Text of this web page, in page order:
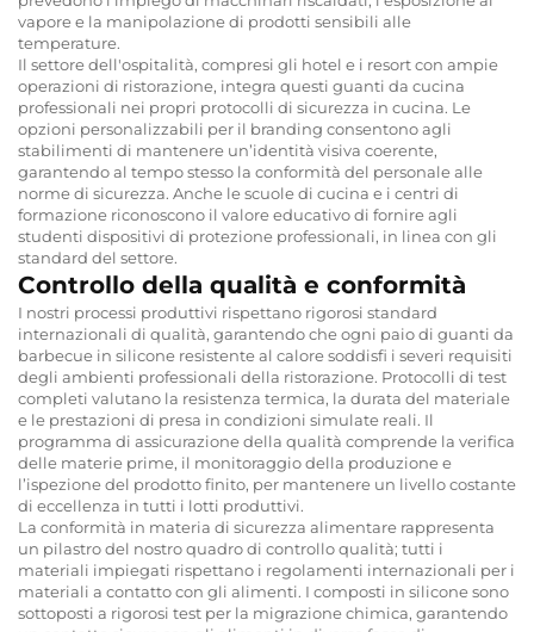
vapore e la manipolazione di prodotti sensibili alle
temperature.
Il settore dell'ospitalità, compresi gli hotel e i resort con ampie
operazioni di ristorazione, integra questi guanti da cucina
professionali nei propri protocolli di sicurezza in cucina. Le
opzioni personalizzabili per il branding consentono agli
stabilimenti di mantenere un’identità visiva coerente,
garantendo al tempo stesso la conformità del personale alle
norme di sicurezza. Anche le scuole di cucina e i centri di
formazione riconoscono il valore educativo di fornire agli
studenti dispositivi di protezione professionali, in linea con gli
standard del settore.
Controllo della qualità e conformità
I nostri processi produttivi rispettano rigorosi standard
internazionali di qualità, garantendo che ogni paio di guanti da
barbecue in silicone resistente al calore soddisfi i severi requisiti
degli ambienti professionali della ristorazione. Protocolli di test
completi valutano la resistenza termica, la durata del materiale
e le prestazioni di presa in condizioni simulate reali. Il
programma di assicurazione della qualità comprende la verifica
delle materie prime, il monitoraggio della produzione e
l’ispezione del prodotto finito, per mantenere un livello costante
di eccellenza in tutti i lotti produttivi.
La conformità in materia di sicurezza alimentare rappresenta
un pilastro del nostro quadro di controllo qualità; tutti i
materiali impiegati rispettano i regolamenti internazionali per i
materiali a contatto con gli alimenti. I composti in silicone sono
sottoposti a rigorosi test per la migrazione chimica, garantendo